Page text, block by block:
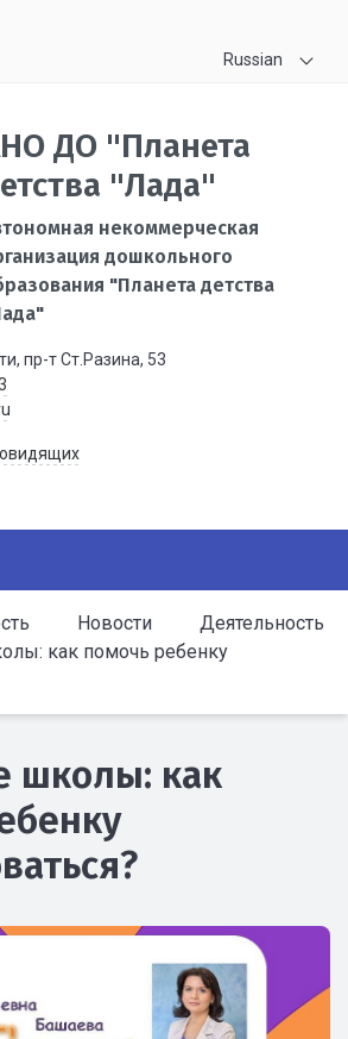
Russian
ДО "Планета
"Лада"
некоммерческая
дошкольного
"Планета детства
пр-т Ст.Разина, 53
Новости
Деятельность
как помочь ребенку
школы: как